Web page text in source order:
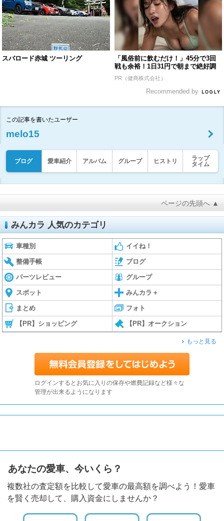
スバロード赤城 ツーリング
「風俗前に飲むだけ！」45分で3回
戦も余裕！1日31円で朝まで絶好調
PR（健商株式会社）
Recommended by
この記事を書いたユーザー
melo15
ブログ 愛車紹介 アルバム グループ ヒストリ
ラップ
タイム
ページの先頭へ ▲
みんカラ 人気のカテゴリ
車種別 イイね！
整備手帳 ブログ
パーツレビュー グループ
スポット みんカラ＋
まとめ フォト
【PR】ショッピング 【PR】オークション
もっと見る
ログインするとお気に入りの保存や燃費記録など様々な
管理が出来るようになります
あなたの愛車、今いくら？
複数社の査定額を比較して愛車の最高額を調べよう！愛車
を賢く売却して、購入資金にしませんか？